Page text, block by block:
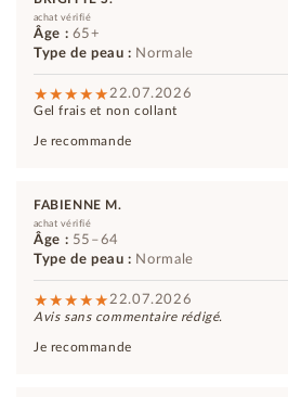
achat vérifié
Âge : 65+
Type de peau : Normale
22.07.2026
Gel frais et non collant
Je recommande
FABIENNE M.
achat vérifié
Âge : 55–64
Type de peau : Normale
22.07.2026
Avis sans commentaire rédigé.
Je recommande